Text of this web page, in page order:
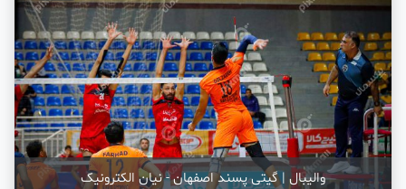
والیبال | گیتی پسند اصفهان - نیان الکترونیک